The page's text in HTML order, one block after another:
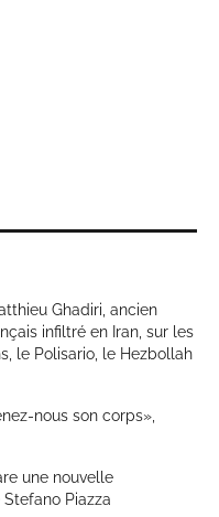
Ghadiri, ancien
infiltré en Iran, sur les
le Polisario, le Hezbollah
nous son corps»,
une nouvelle
Piazza